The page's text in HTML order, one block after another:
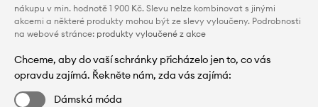
nákupu v min. hodnotě 1 900 Kč. Slevu nelze kombinovat s jinými
akcemi a některé produkty mohou být ze slevy vyloučeny. Podrobnosti
na webové stránce: produkty vyloučené z akce
Chceme, aby do vaší schránky přicházelo jen to, co vás
opravdu zajímá. Řekněte nám, zda vás zajímá:
Dámská móda